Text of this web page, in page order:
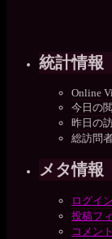
統計情報
Online
今日の
昨日の
総訪問
メタ情報
ログイン
投稿フ
コメン